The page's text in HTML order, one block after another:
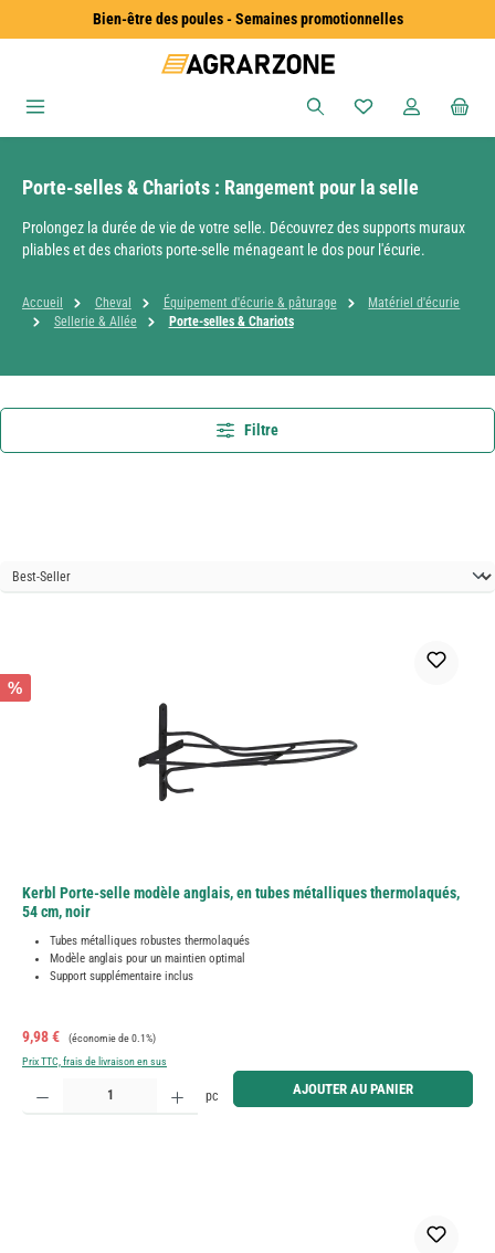
Passer au contenu principalBien-être des poules - Semaines promotionnelles
Vous avez 0
Porte-selles & Chariots : Rangement pour la selle
Prolongez la durée de vie de votre selle. Découvrez des supports muraux
pliables et des chariots porte-selle ménageant le dos pour l'écurie.
Accueil Cheval Équipement d'écurie & pâturage
Matériel d'écurie
Sellerie & Allée
Porte-selles & Chariots
Filtre
%
Kerbl Porte-selle modèle anglais, en tubes métalliques thermolaqués,
54 cm, noir
Tubes métalliques robustes thermolaqués
Modèle anglais pour un maintien optimal
Support supplémentaire inclus
Prix de vente :
9,98 € Prix régulier :
(économie de 0.1%)
Prix TTC, frais de livraison en sus
Quantité de produit : Entrez la quantité souhaitée ou utilisez les boutons pour augmenter ou
pc AJOUTER AU PANIER